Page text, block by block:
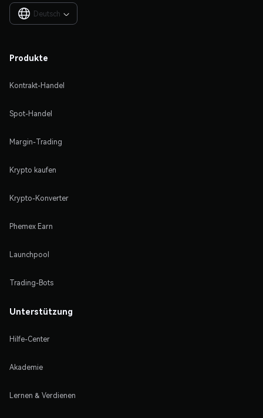
Deutsch 
Produkte
Kontrakt-Handel
Spot-Handel
Margin-Trading
Krypto kaufen
Krypto-Konverter
Phemex Earn
Launchpool
Trading-Bots
Unterstützung
Hilfe-Center
Akademie
Lernen & Verdienen